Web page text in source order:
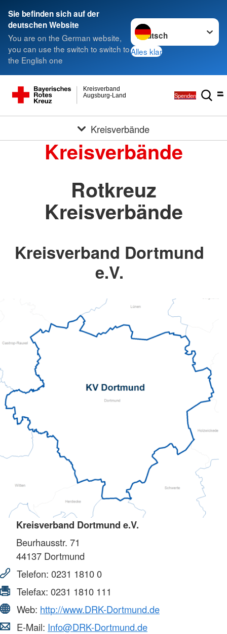
Sie befinden sich auf der
deutschen Website
You are on the German website,
you can use the switch to switch to
the English one
Sprache wechseln zu
Alles klar
Augsburg-Land
Kreisverband
Spenden
Kreisverbände
Kreisverbände
Rotkreuz
Kreisverbände
Kreisverband Dortmund
e.V.
Kreisverband Dortmund e.V.
Beurhausstr. 71
44137 Dortmund
Telefon: 0231 1810 0
Telefax: 0231 1810 111
Web: http://www.DRK-Dortmund.de
E-Mail: Info@DRK-Dortmund.de